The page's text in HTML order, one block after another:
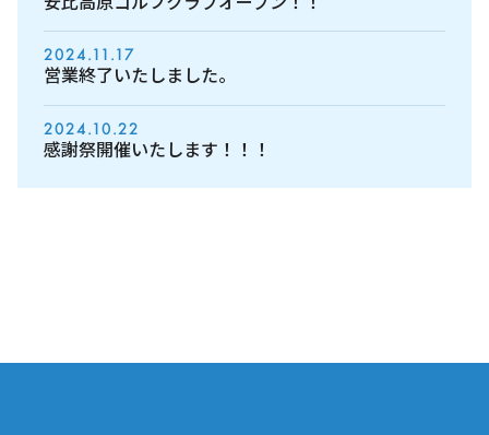
2024.11.17
営業終了いたしました。
2024.10.22
感謝祭開催いたします！！！